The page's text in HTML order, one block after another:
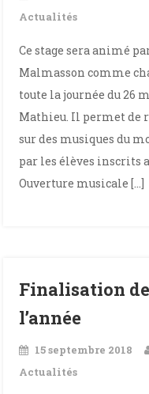
Actualités
Ce stage sera animé
Malmasson comme
toute la journée du 26
Mathieu. Il permet de
sur des musiques du
par les élèves inscrits
Ouverture musicale […]
Finalisation
l’année
15 septembre 2018
Actualités